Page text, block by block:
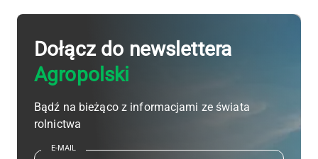
Dołącz do newslettera
Agropolski
Bądź na bieżąco z informacjami ze świata
rolnictwa
E-MAIL